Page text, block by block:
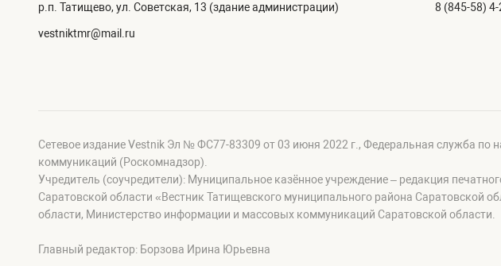
р.п. Татищево, ул. Советская, 13 (здание администрации)
vestniktmr@mail.ru
8 (845-58)
Сетевое издание Vestnik Эл № ФС77-83309 от 03 июня 2022 г., Федеральная служба по
коммуникаций (Роскомнадзор).
Учредитель (соучредители): Муниципальное казённое учреждение – редакция
Саратовской области «Вестник Татищевского муниципального района Саратовской
области, Министерство информации и массовых коммуникаций Саратовской области.
Главный редактор: Борзова Ирина Юрьевна